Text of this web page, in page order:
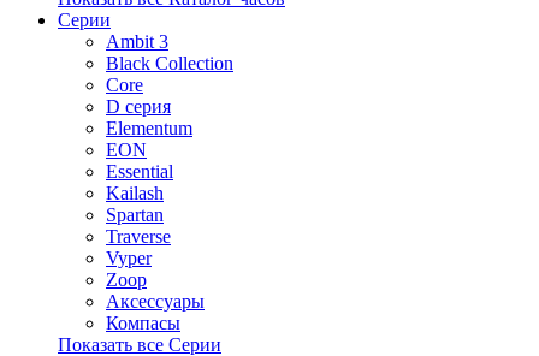
Серии
Ambit 3
Black Collection
Core
D серия
Elementum
EON
Essential
Kailash
Spartan
Traverse
Vyper
Zoop
Аксессуары
Компасы
Показать все Серии